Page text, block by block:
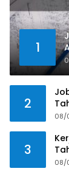
1
2
08/
3
08/